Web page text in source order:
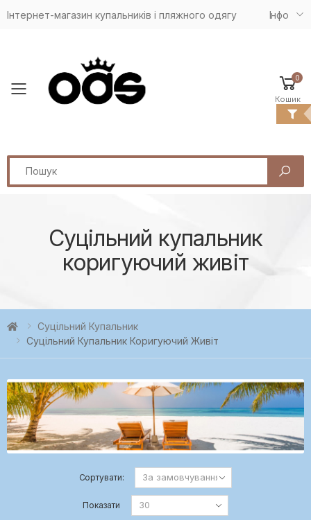
Інтернет-магазин купальників і пляжного одягу Iнфо
Toggle mobile menu
0
Кошик
Search
Суцільний купальник
коригуючий живіт
Суцільний Купальник
Суцільний Купальник Коригуючий Живіт
Сортувати:
Показати